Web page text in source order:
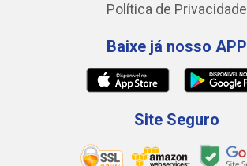
Política de Privacidade
Baixe já nosso APP
Site Seguro